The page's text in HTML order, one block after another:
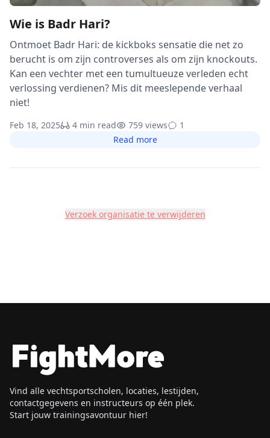
Wie is Badr Hari?
Ontmoet Badr Hari: de kickboks sensatie die net zo
berucht is om zijn controverses als om zijn knockouts.
Kan een vechter met een tumultueuze verleden echt
verlossing verdienen? Mis dit meeslepende verhaal
niet!
Feb 18, 2025 4 min read 759 views
1
Read more
Verzoek organisatie te verwijderen
Vind alle vechtsportscholen, locaties, lestijden,
contactgegevens en instructeurs op één plek.
Start jouw trainingsavontuur hier!